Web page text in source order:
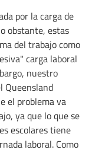
por la carga de
obstante, estas
del trabajo como
carga laboral
nuestro
Queensland
el problema va
ya que lo que se
escolares tiene
laboral. Como